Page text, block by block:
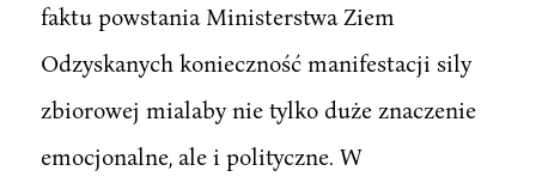
faktu powstania Ministerstwa Ziem
Odzyskanych konieczność manifestacji sily
zbiorowej mialaby nie tylko duże znaczenie
emocjonalne, ale i polityczne. W